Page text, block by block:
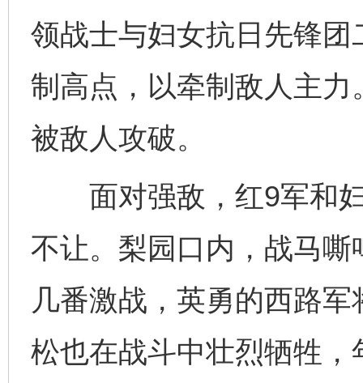
领战士与妇女抗日先锋
制高点，以牵制敌人主
被敌人攻破。
面对强敌，红9军和妇
不让。梨园口内，战马
几番激战，英勇的西路
松也在战斗中壮烈牺牲，